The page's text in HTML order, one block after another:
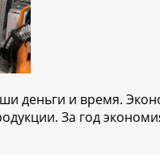
деньги и время.
За год